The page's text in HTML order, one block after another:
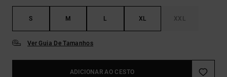
S M L XL XXL
Ver Guia De Tamanhos
ADICIONAR AO CESTO